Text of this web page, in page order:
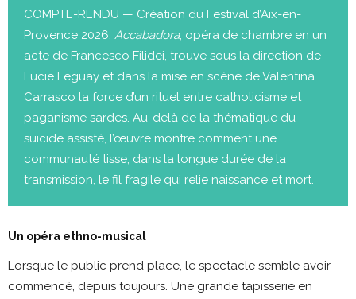
COMPTE-RENDU — Création du Festival d’Aix-en-
Provence 2026, Accabadora, opéra de chambre en un
acte de Francesco Filidei, trouve sous la direction de
Lucie Leguay et dans la mise en scène de Valentina
Carrasco la force d’un rituel entre catholicisme et
paganisme sardes. Au-delà de la thématique du
suicide assisté, l’œuvre montre comment une
communauté tisse, dans la longue durée de la
transmission, le fil fragile qui relie naissance et mort.
Un opéra ethno-musical
Lorsque le public prend place, le spectacle semble avoir
commencé, depuis toujours. Une grande tapisserie en